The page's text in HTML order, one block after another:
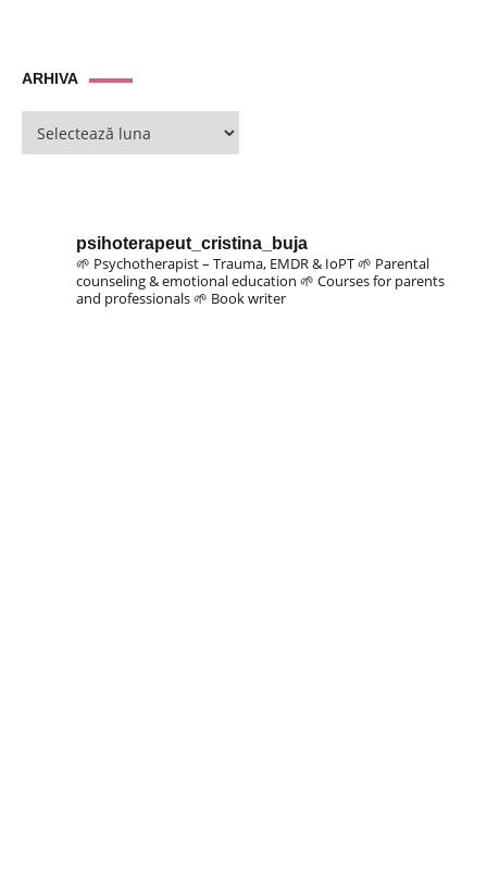
ARHIVAARHIVA
psihoterapeut_cristina_buja
🌱 Psychotherapist – Trauma, EMDR & IoPT🌱 Parental
counseling & emotional education 🌱 Courses for parents
and professionals🌱 Book writer